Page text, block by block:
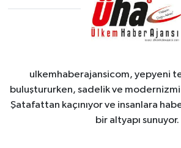
ulkemhaberajansicom, yepyeni
buluştururken, sadelik ve
Şatafattan kaçınıyor ve insanlara
bir altyapı sunuyor.